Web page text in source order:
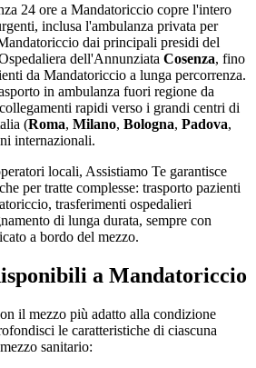
24 ore a Mandatoriccio copre l'intero
inclusa l'ambulanza privata per
dai principali presidi del
dell'Annunziata Cosenza, fino
da Mandatoriccio a lunga percorrenza.
in ambulanza fuori regione da
rapidi verso i grandi centri di
(Roma, Milano, Bologna, Padova,
internazionali.
locali, Assistiamo Te garantisce
per tratte complesse: trasporto pazienti
trasferimenti ospedalieri
di lunga durata, sempre con
a bordo del mezzo.
a Mandatoriccio
il mezzo più adatto alla condizione
le caratteristiche di ciascuna
sanitario: